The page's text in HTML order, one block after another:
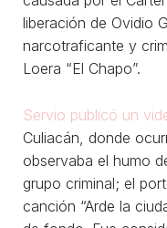
liberación de Ovidio
narcotraficante y
Loera “El Chapo”.
Servio publicó un
Culiacán, donde
observaba el humo
grupo criminal; el
canción “Arde la